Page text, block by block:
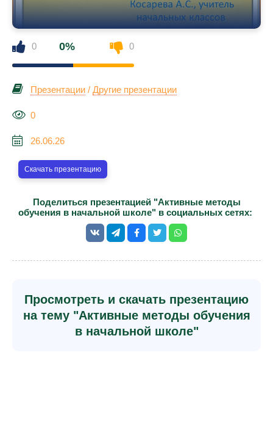
0 0% 0
Презентации / Другие презентации
0
26.06.26
Скачать презентацию
Поделиться презентацией "Активные методы
обучения в начальной школе" в социальных сетях:
Просмотреть и скачать презентацию
на тему "Активные методы обучения
в начальной школе"